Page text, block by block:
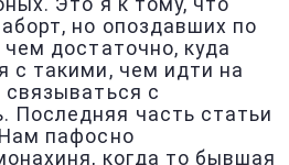
Это я к тому, что
но опоздавших по
достаточно, куда
с такими, чем идти на
с
часть статьи
пафосно
когда то бывшая